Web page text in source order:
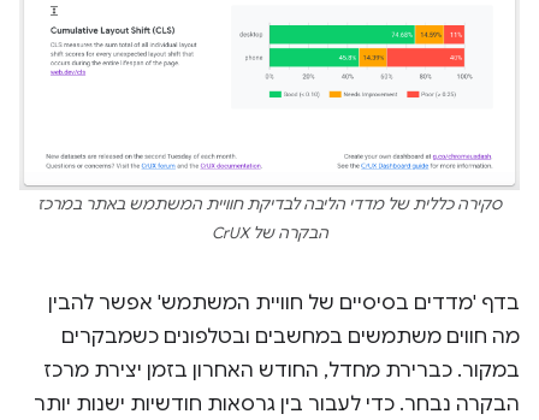
סקירה כללית של מדדי הליבה לבדיקת חוויית המשתמש באתר במרכז
הבקרה של CrUX
בדף 'מדדים בסיסיים של חוויית המשתמש' אפשר להבין
מה חווים משתמשים במחשבים ובטלפונים כשמבקרים
במקור. כברירת מחדל, החודש האחרון בזמן יצירת מרכז
הבקרה נבחר. כדי לעבור בין גרסאות חודשיות ישנות יותר